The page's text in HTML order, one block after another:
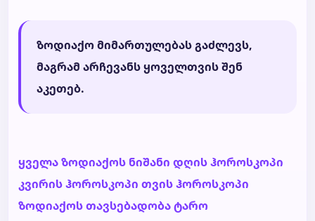
ზოდიაქო მიმართულებას გაძლევს,
მაგრამ არჩევანს ყოველთვის შენ
აკეთებ.
ყველა ზოდიაქოს ნიშანი დღის ჰოროსკოპი
კვირის ჰოროსკოპი თვის ჰოროსკოპი
ზოდიაქოს თავსებადობატარო